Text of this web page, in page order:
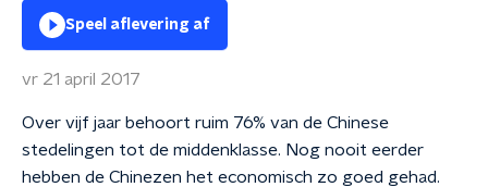
Speel aflevering af
vr 21 april 2017
Over vijf jaar behoort ruim 76% van de Chinese
stedelingen tot de middenklasse. Nog nooit eerder
hebben de Chinezen het economisch zo goed gehad.